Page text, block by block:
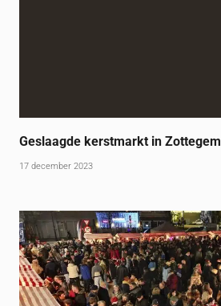
Geslaagde kerstmarkt in Zottegem
17 december 2023